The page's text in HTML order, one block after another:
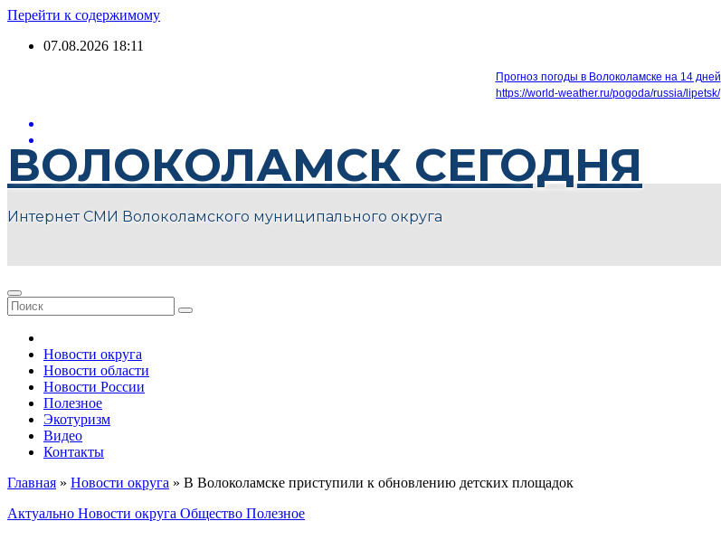
Перейти к содержимому
07.08.2026 18:11
Прогноз погоды в Волоколамске на 14 дней
https://world-weather.ru/pogoda/russia/lipetsk/
ВОЛОКОЛАМСК СЕГОДНЯ
Интернет СМИ Волоколамского муниципального округа
Новости округа
Новости области
Новости России
Полезное
Экотуризм
Видео
Контакты
Главная » Новости округа » В Волоколамске приступили к обновлению детских площадок
Актуально Новости округа Общество Полезное